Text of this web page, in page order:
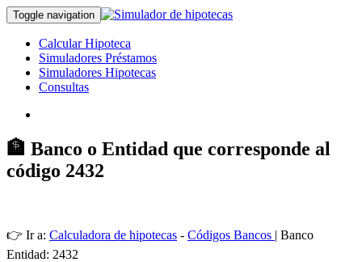
Toggle navigation
Calcular Hipoteca
Simuladores Préstamos
Simuladores Hipotecas
Consultas
🏦 Banco o Entidad que corresponde al
código 2432
👉 Ir a: Calculadora de hipotecas - Códigos Bancos | Banco
Entidad: 2432